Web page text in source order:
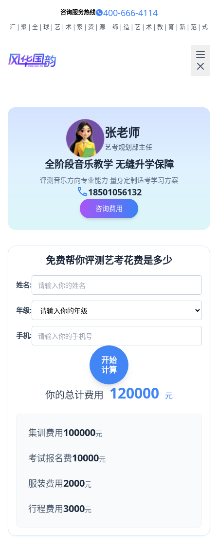
咨询服务热线 400-666-4114
汇|聚|全|球|艺|术|家|资|源 缔|造|艺|术|教|育|新|范|式
张老师
艺考规划部主任
全阶段音乐教学 无缝升学保障
评测音乐方向专业能力 量身定制适考学习方案
call18501056132
咨询费用
免费帮你评测艺考花费是多少
姓名:
年级:
手机:
开始
计算
你的总计费用 120000 元
集训费用100000元
考试报名费10000元
服装费用2000元
行程费用3000元